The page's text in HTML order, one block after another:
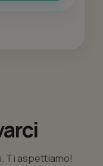
Ti aspettiamo!